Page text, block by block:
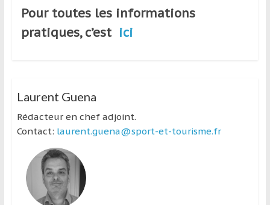
Pour toutes les informations
pratiques, c’est ici
Laurent Guena
Rédacteur en chef adjoint.
Contact: laurent.guena@sport-et-tourisme.fr